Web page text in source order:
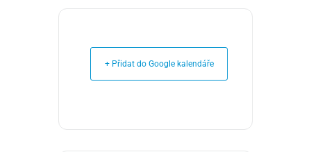
+ Přidat do Google kalendáře